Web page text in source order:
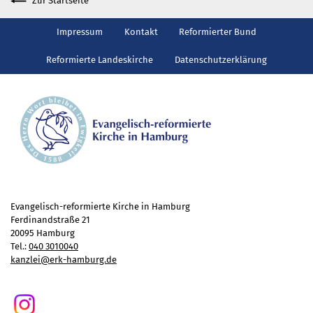
Gottesdienst
Konfirmandenunterricht
Konfi-Rookies
Kinder- und Jugendfreizeiten
Stiftung Altenhof
Frühstück für alle
Aktuelles
Besuch aus Minsk
Impressum Kontakt Reformierter Bund
Reformierte Landeskirche Datenschutzerklärung
Evangelisch-reformierte Kirche in Hamburg
Ferdinandstraße 21
20095 Hamburg
Tel.: 040 3010040
kanzlei@erk-hamburg.de